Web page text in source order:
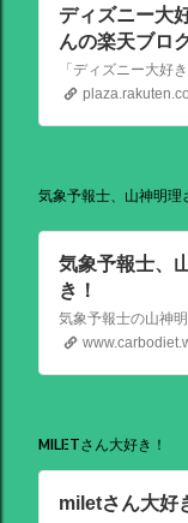
ディズニー大
んの楽天ブロ
気象予報士、山神明理
気象予報士、
き！
MILETさん大好き！
miletさん大好